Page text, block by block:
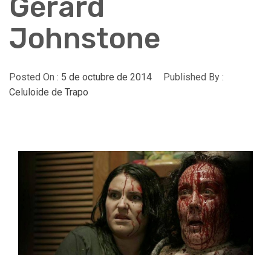
Gerard
Johnstone
Posted On : 5 de octubre de 2014
Published By :
Celuloide de Trapo